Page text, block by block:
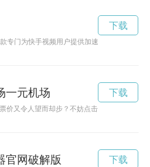
专门为快手视频用户提供加速下载功能的工
下载
一元机场
价又令人望而却步？不妨点击www一元机场
下载
官网破解版 下载